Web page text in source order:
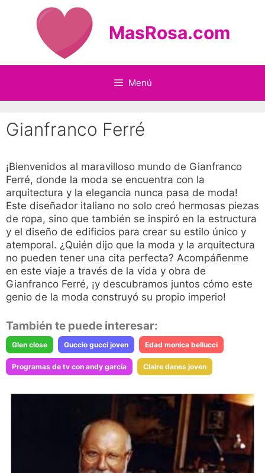
contenido
MasRosa.com
Menú
Gianfranco Ferré
¡Bienvenidos al maravilloso mundo de Gianfranco
Ferré, donde la moda se encuentra con la
arquitectura y la elegancia nunca pasa de moda!
Este diseñador italiano no solo creó hermosas piezas
de ropa, sino que también se inspiró en la estructura
y el diseño de edificios para crear su estilo único y
atemporal. ¿Quién dijo que la moda y la arquitectura
no pueden tener una cita perfecta? Acompáñenme
en este viaje a través de la vida y obra de
Gianfranco Ferré, ¡y descubramos juntos cómo este
genio de la moda construyó su propio imperio!
También te puede interesar:
Glen close Guccio gucci joven Edad monica bellucci
Programas de tv con andy garcía Claire danes joven